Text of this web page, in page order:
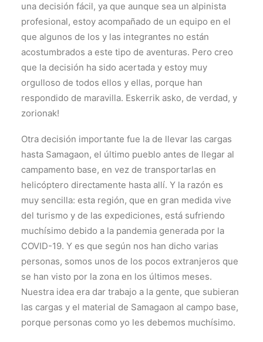
una decisión fácil, ya que aunque sea un alpinista
profesional, estoy acompañado de un equipo en el
que algunos de los y las integrantes no están
acostumbrados a este tipo de aventuras. Pero creo
que la decisión ha sido acertada y estoy muy
orgulloso de todos ellos y ellas, porque han
respondido de maravilla. Eskerrik asko, de verdad, y
zorionak!
Otra decisión importante fue la de llevar las cargas
hasta Samagaon, el último pueblo antes de llegar al
campamento base, en vez de transportarlas en
helicóptero directamente hasta allí. Y la razón es
muy sencilla: esta región, que en gran medida vive
del turismo y de las expediciones, está sufriendo
muchísimo debido a la pandemia generada por la
COVID-19. Y es que según nos han dicho varias
personas, somos unos de los pocos extranjeros que
se han visto por la zona en los últimos meses.
Nuestra idea era dar trabajo a la gente, que subieran
las cargas y el material de Samagaon al campo base,
porque personas como yo les debemos muchísimo.